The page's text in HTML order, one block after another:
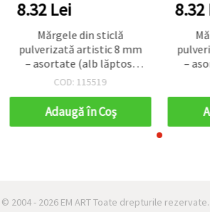
8.32 Lei
Mărgele din sticlă
pulverizată artistic 8 mm
– asortate (alb lăptos,
maro și albastru), gaură 1
perfecte pentru crearea
de bijuterii moderne și
COD: 115519
Adaugă în Coş
8.32
–
maro
de
© 2004 - 2026 EM ART Toate drepturile rezervate..